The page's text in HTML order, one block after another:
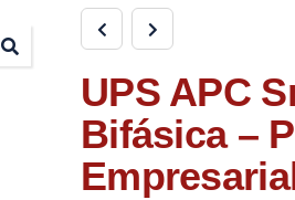
UPS APC
Bifásica –